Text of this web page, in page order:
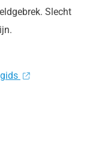
Slecht